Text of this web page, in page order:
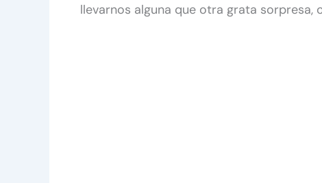
llevarnos alguna que otra grata sorpresa,